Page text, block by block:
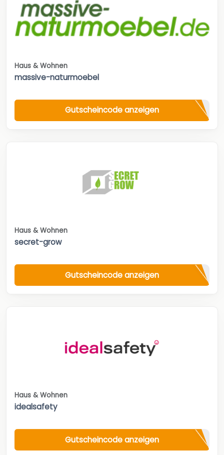
Haus & Wohnen
massive-naturmoebel
Gutscheincode anzeigen
Haus & Wohnen
secret-grow
Gutscheincode anzeigen
Haus & Wohnen
idealsafety
Gutscheincode anzeigen